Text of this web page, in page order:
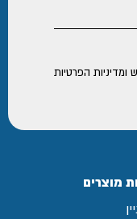
ומדיניות הפרטיות
מוצרים